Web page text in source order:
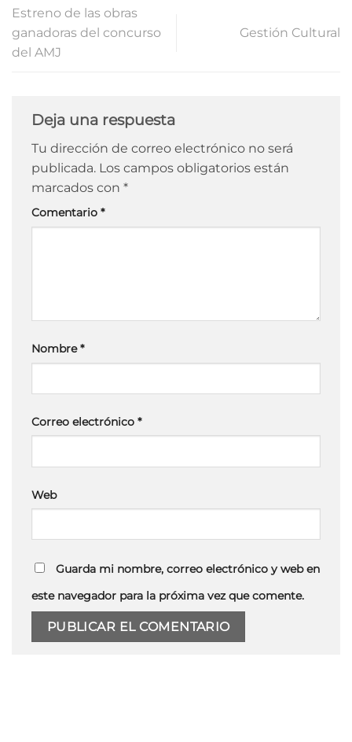
Estreno de las obras
ganadoras del concurso
del AMJ
Gestión Cultural
Deja una respuesta
Tu dirección de correo electrónico no será
publicada. Los campos obligatorios están
marcados con *
Comentario *
Nombre*
Correo electrónico *
Web
Guarda mi nombre, correo electrónico y web en
este navegador para la próxima vez que comente.